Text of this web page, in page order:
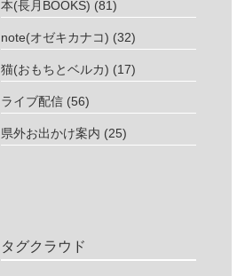
本(長月BOOKS) (81)
note(オゼキカナコ) (32)
猫(おもちとベルカ) (17)
ライブ配信 (56)
県外お出かけ案内 (25)
タグクラウド